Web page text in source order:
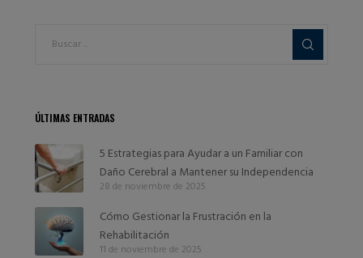
ÚLTIMAS ENTRADAS
5 Estrategias para Ayudar a un Familiar con
Daño Cerebral a Mantener su Independencia
28 de noviembre de 2025
Cómo Gestionar la Frustración en la
Rehabilitación
11 de noviembre de 2025